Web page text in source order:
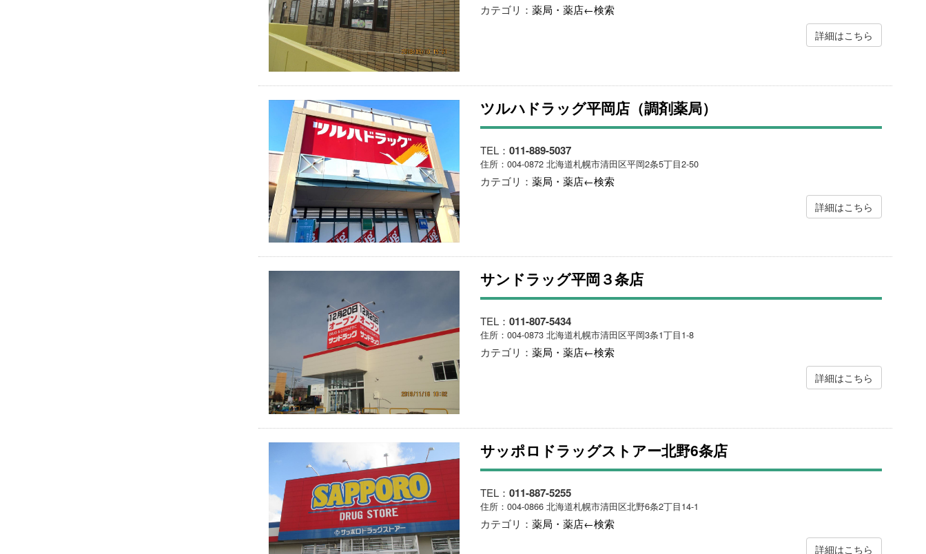
カテゴリ： 薬局・薬店←検索
詳細はこちら
ツルハドラッグ平岡店（調剤薬局）
TEL： 011-889-5037
住所：004-0872 北海道札幌市清田区平岡2条5丁目2-50
カテゴリ： 薬局・薬店←検索
詳細はこちら
サンドラッグ平岡３条店
TEL： 011-807-5434
住所：004-0873 北海道札幌市清田区平岡3条1丁目1-8
カテゴリ： 薬局・薬店←検索
詳細はこちら
サッポロドラッグストアー北野6条店
TEL： 011-887-5255
住所：004-0866 北海道札幌市清田区北野6条2丁目14-1
カテゴリ： 薬局・薬店←検索
詳細はこちら